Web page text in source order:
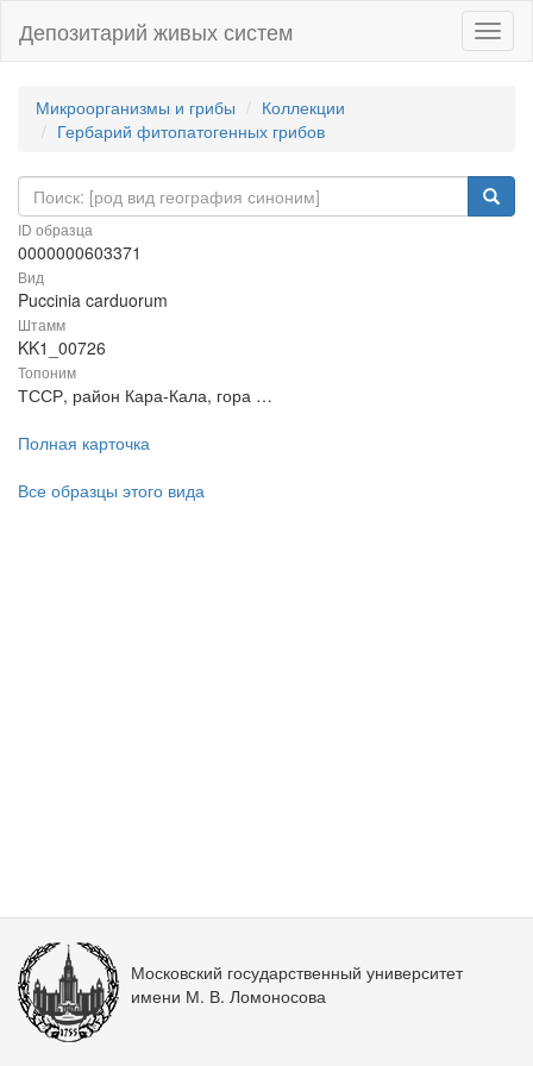
Депозитарий живых систем
Микроорганизмы и грибы
Коллекции
Гербарий фитопатогенных грибов
ID образца
0000000603371
Вид
Puccinia carduorum
Штамм
KK1_00726
Топоним
ТССР, район Кара-Кала, гора …
Полная карточка
Все образцы этого вида
Московский государственный университет
имени М. В. Ломоносова